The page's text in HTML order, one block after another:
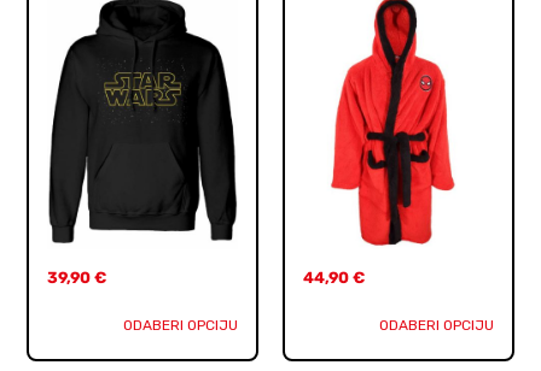
39,90€
ODABERI OPCIJU
44,90 €
ODABERI OPCIJU